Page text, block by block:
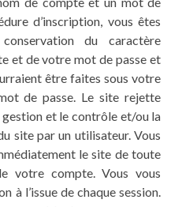
d’inscription, vous êtes
du caractère
et de votre mot de passe et
être faites sous votre
de passe. Le site rejette
et le contrôle et/ou la
site par un utilisateur. Vous
le site de toute
votre compte. Vous vous
à l’issue de chaque session.